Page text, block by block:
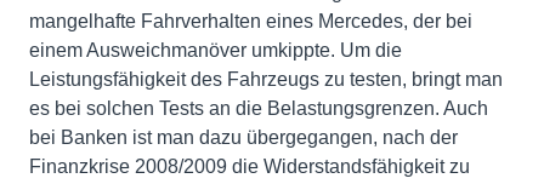
mangelhafte Fahrverhalten eines Mercedes, der bei
einem Ausweichmanöver umkippte. Um die
Leistungsfähigkeit des Fahrzeugs zu testen, bringt man
es bei solchen Tests an die Belastungsgrenzen. Auch
bei Banken ist man dazu übergegangen, nach der
Finanzkrise 2008/2009 die Widerstandsfähigkeit zu